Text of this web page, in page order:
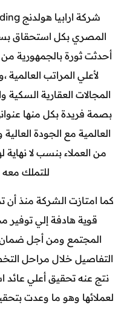
المصري بكل استحقاق
أحدثت ثورة بالجمهورية
لأعلي المراتب
المجالات العقارية السكية
بصمة فريدة بكل منها
العالمية مع الجودة
من العملاء بنسب لا
للتملك معه
كما امتازت الشركة منذ
قوية هادفة إلي
المجتمع ومن أجل
التفاصيل خلال مراحل
نتج عنه تحقيق أعلي عائد
لعملائها وهو ما وعدت